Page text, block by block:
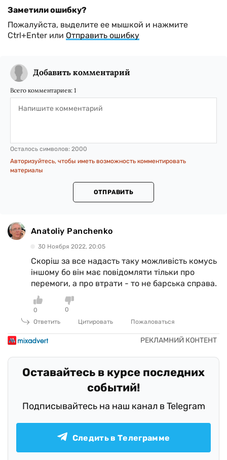
Заметили ошибку?
Пожалуйста, выделите ее мышкой и нажмите
Ctrl+Enter или Отправить ошибку
Добавить комментарий
Всего комментариев: 1
Осталось символов: 2000
Авторизуйтесь, чтобы иметь возможность комментировать
материалы
ОТПРАВИТЬ
Anatoliy Panchenko
30 Ноября 2022, 20:05
Скоріш за все надасть таку можливість комусь
іншому бо він має повідомляти тільки про
перемоги, а про втрати - то не барська справа.
0
0
Ответить
Цитировать Пожаловаться
Оставайтесь в курсе последних
событий!
Подписывайтесь на наш канал в Telegram
Следить в Телеграмме